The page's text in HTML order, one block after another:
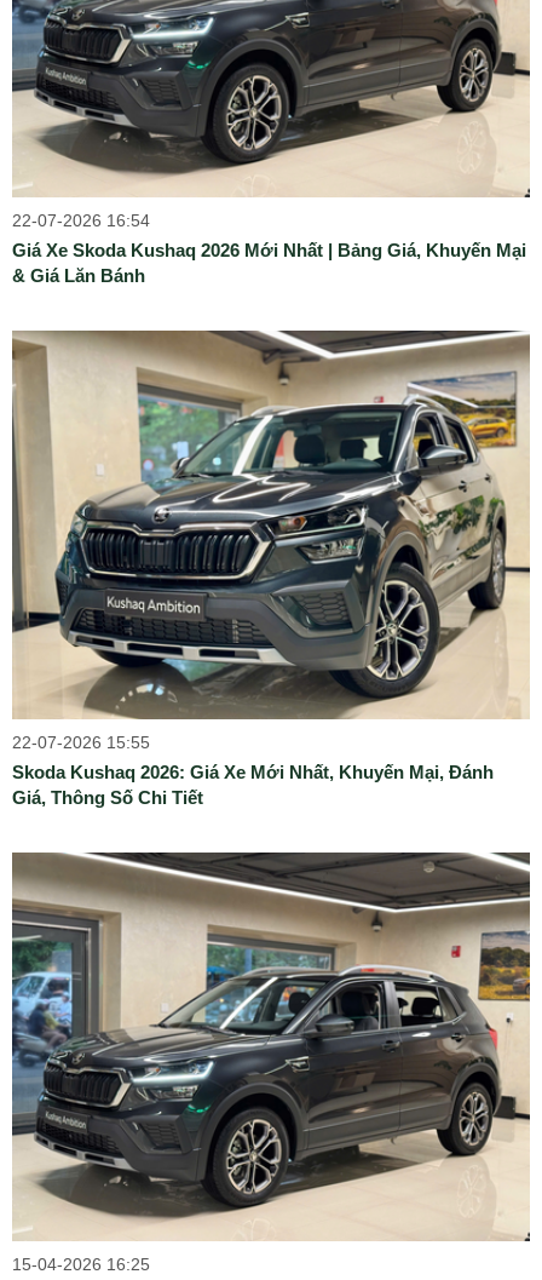
22-07-2026 16:54
Giá Xe Skoda Kushaq 2026 Mới Nhất | Bảng Giá, Khuyến Mại
& Giá Lăn Bánh
22-07-2026 15:55
Skoda Kushaq 2026: Giá Xe Mới Nhất, Khuyến Mại, Đánh
Giá, Thông Số Chi Tiết
15-04-2026 16:25